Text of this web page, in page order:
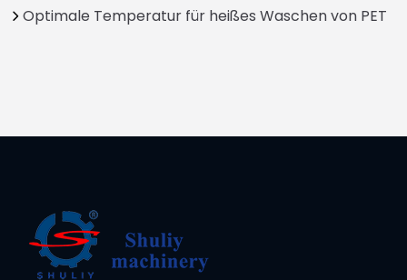
Optimale Temperatur für heißes Waschen von PET